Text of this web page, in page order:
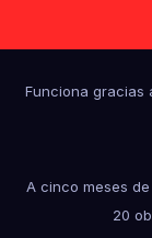
Funciona gracias
A cinco meses
20